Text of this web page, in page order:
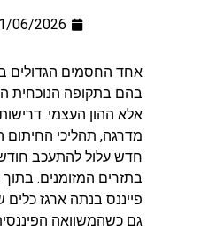
06/2026
אחד החסמים הגדולים
בהם בתקופה הנוכחית
אלא ההון העצמי.
מדרגה, תהליכי החיתום
חדש עלול להתעכב
בתזרים המזומנים.
פייננס בנתה ארגז
גם כשהמשוואה